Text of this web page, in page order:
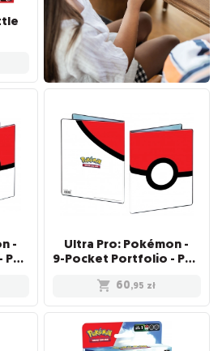
-
4-Pocket Portfolio - Pokeball
Ultra Pro: Pokémon -
9-Pocket Portfolio - Pokeball
60,95 zł